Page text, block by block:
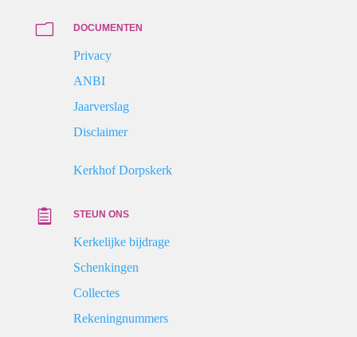
m DOCUMENTEN
Privacy
ANBI
Jaarverslag
Disclaimer
Kerkhof Dorpskerk
 STEUN ONS
Kerkelijke bijdrage
Schenkingen
Collectes
Rekeningnummers